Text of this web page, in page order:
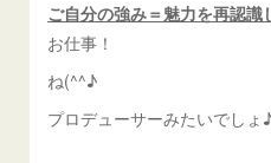
ご自分の強み＝魅力を再認識
お仕事！
ね(^^♪
プロデューサーみたいでしょ